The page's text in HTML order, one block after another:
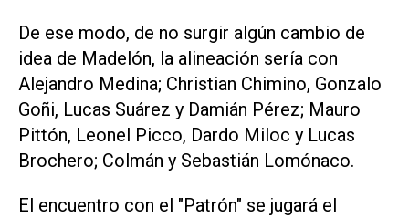
De ese modo, de no surgir algún cambio de
idea de Madelón, la alineación sería con
Alejandro Medina; Christian Chimino, Gonzalo
Goñi, Lucas Suárez y Damián Pérez; Mauro
Pittón, Leonel Picco, Dardo Miloc y Lucas
Brochero; Colmán y Sebastián Lomónaco.
El encuentro con el "Patrón" se jugará el